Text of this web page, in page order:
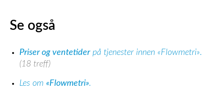
Se også
Priser og ventetiderpå tjenester innen «Flowmetri».
(18 treff)
Les om «Flowmetri».